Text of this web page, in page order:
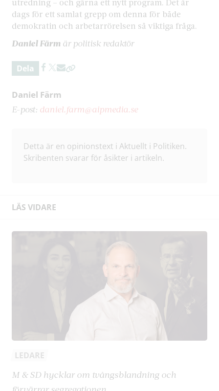
dags för ett samlat grepp om denna för både
demokratin och arbetarrörelsen så viktiga fråga.
Daniel Färm är politisk redaktör
Dela
Daniel Färm
E-post: daniel.farm@aipmedia.se
Detta är en opinionstext i Aktuellt i Politiken.
Skribenten svarar för åsikter i artikeln.
LÄS VIDARE
LEDARE
M & SD hycklar om tvångsblandning och